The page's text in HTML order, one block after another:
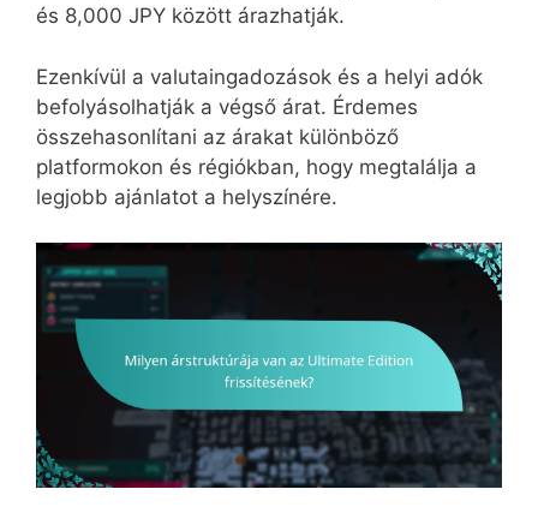
és 8,000 JPY között árazhatják.
Ezenkívül a valutaingadozások és a helyi adók
befolyásolhatják a végső árat. Érdemes
összehasonlítani az árakat különböző
platformokon és régiókban, hogy megtalálja a
legjobb ajánlatot a helyszínére.